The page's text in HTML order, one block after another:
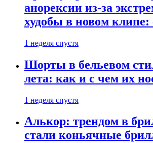
анорексии из-за
худобы в новом клипе:
1 неделя спустя
Шорты в бельевом
лета: как и с чем их
1 неделя спустя
Алькор: трендом в
стали коньячные